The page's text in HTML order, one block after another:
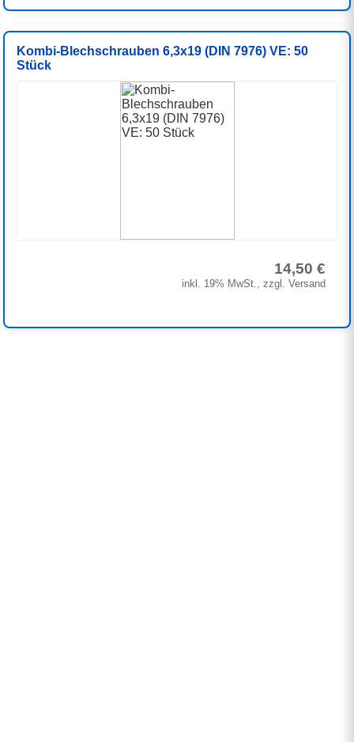
Kombi-Blechschrauben 6,3x19 (DIN 7976) VE: 50
Stück
14,50 €
inkl. 19% MwSt., zzgl. Versand